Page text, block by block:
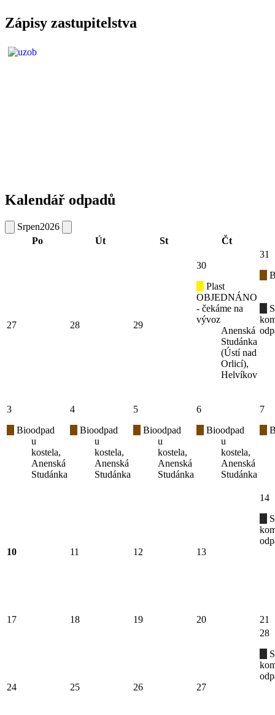
Zápisy zastupitelstva
Kalendář odpadů
Srpen2026
Po
Út St Čt
27 28 29
30
Plast
OBJEDNÁNO
- čekáme na
vývoz
Anenská
Studánka
(Ústí nad
Orlicí),
Helvíkov
31
3
Bioodpad
u
kostela,
Anenská
Studánka
4
Bioodpad
u
kostela,
Anenská
Studánka
5
Bioodpad
u
kostela,
Anenská
Studánka
6
Bioodpad
u
kostela,
Anenská
Studánka
7
10 11 12 13
14
17 18 19 20 21
24 25 26 27
28